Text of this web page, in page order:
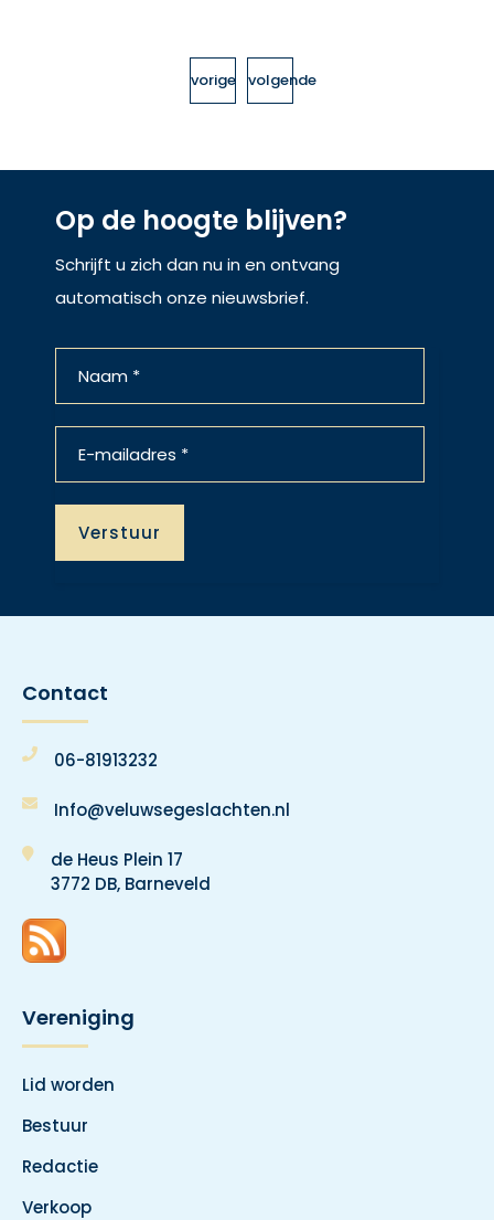
vorige volgende
Op de hoogte blijven?
Schrijft u zich dan nu in en ontvang
automatisch onze nieuwsbrief.
Contact
06-81913232
Info@veluwsegeslachten.nl
de Heus Plein 17
3772 DB, Barneveld
Vereniging
Lid worden
Bestuur
Redactie
Verkoop